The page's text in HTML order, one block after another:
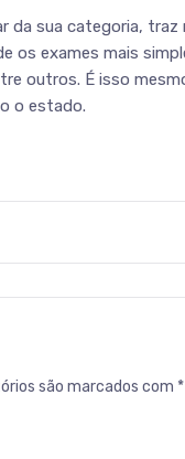
da sua categoria,
os exames mais
outros. É isso
o estado.
são marcados com *